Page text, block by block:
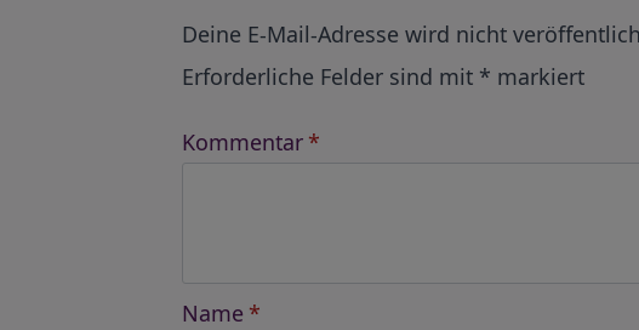
Deine E-Mail-Adresse wird nicht
Erforderliche Felder sind mit * markiert
Kommentar *
Name *